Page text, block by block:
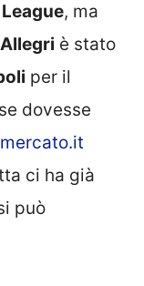
, ma
Allegri è stato
per il
dovesse
ci ha già
può